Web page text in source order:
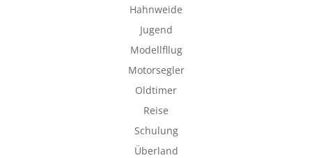
Hahnweide
Jugend
Modellfllug
Motorsegler
Oldtimer
Reise
Schulung
Überland